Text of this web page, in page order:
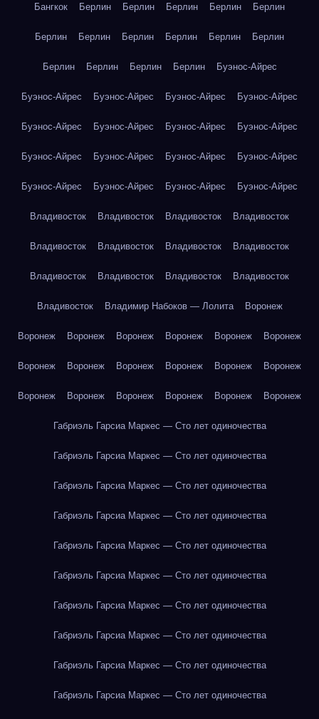
Бангкок Берлин Берлин Берлин Берлин Берлин
Берлин Берлин Берлин Берлин Берлин Берлин
Берлин Берлин Берлин Берлин Буэнос-Айрес
Буэнос-Айрес Буэнос-Айрес Буэнос-Айрес Буэнос-Айрес
Буэнос-Айрес Буэнос-Айрес Буэнос-Айрес Буэнос-Айрес
Буэнос-Айрес Буэнос-Айрес Буэнос-Айрес Буэнос-Айрес
Буэнос-Айрес Буэнос-Айрес Буэнос-Айрес Буэнос-Айрес
Владивосток Владивосток Владивосток Владивосток
Владивосток Владивосток Владивосток Владивосток
Владивосток Владивосток Владивосток Владивосток
Владивосток Владимир Набоков — Лолита Воронеж
Воронеж Воронеж Воронеж Воронеж Воронеж Воронеж
Воронеж Воронеж Воронеж Воронеж Воронеж Воронеж
Воронеж Воронеж Воронеж Воронеж Воронеж Воронеж
Габриэль Гарсиа Маркес — Сто лет одиночества
Габриэль Гарсиа Маркес — Сто лет одиночества
Габриэль Гарсиа Маркес — Сто лет одиночества
Габриэль Гарсиа Маркес — Сто лет одиночества
Габриэль Гарсиа Маркес — Сто лет одиночества
Габриэль Гарсиа Маркес — Сто лет одиночества
Габриэль Гарсиа Маркес — Сто лет одиночества
Габриэль Гарсиа Маркес — Сто лет одиночества
Габриэль Гарсиа Маркес — Сто лет одиночества
Габриэль Гарсиа Маркес — Сто лет одиночества